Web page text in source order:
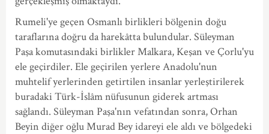
Rumeli'ye geçen Osmanlı birlikleri bölgenin doğu
taraflarına doğru da harekâtta bulundular. Süleyman
Paşa komutasındaki birlikler Malkara, Keşan ve Çorlu'yu
ele geçirdiler. Ele geçirilen yerlere Anadolu'nun
muhtelif yerlerinden getirtilen insanlar yerleştirilerek
buradaki Türk-İslâm nüfusunun giderek artması
sağlandı. Süleyman Paşa'nın vefatından sonra, Orhan
Beyin diğer oğlu Murad Bey idareyi ele aldı ve bölgedeki